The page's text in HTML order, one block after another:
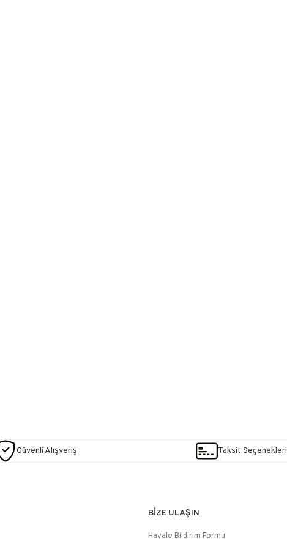
Güvenli Alışveriş Taksit Seçenekleri
BİZE ULAŞIN
Havale Bildirim Formu